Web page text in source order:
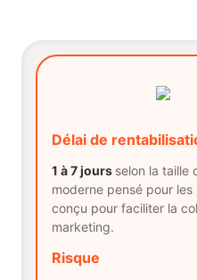
Délai de
1 à 7 jours selon la taille
moderne pensé pour
conçu pour faciliter la
marketing.
Risque